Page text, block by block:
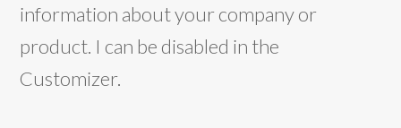
information about your company or
product. I can be disabled in the
Customizer.